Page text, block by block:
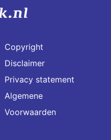
Copyright
Disclaimer
Privacy statement
Algemene
Voorwaarden